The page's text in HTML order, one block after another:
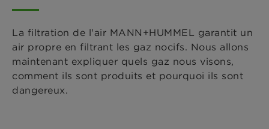
La filtration de l'air MANN+HUMMEL garantit un
air propre en filtrant les gaz nocifs. Nous allons
maintenant expliquer quels gaz nous visons,
comment ils sont produits et pourquoi ils sont
dangereux.